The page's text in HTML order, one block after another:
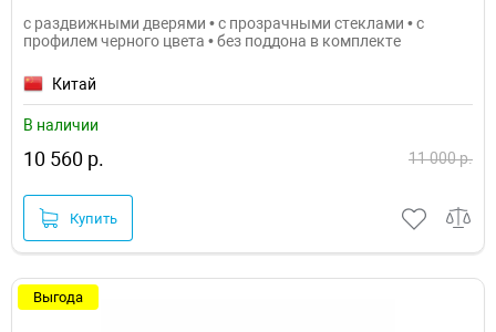
с раздвижными дверями • с прозрачными стеклами • с
профилем черного цвета • без поддона в комплекте
Китай
В наличии
10 560 р. 11 000 р.
Купить
Выгода